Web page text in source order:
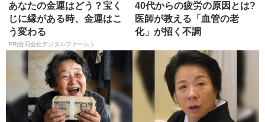
あなたの金運はどう？宝く
じに縁がある時、金運はこ
う変わる
PR(合同会社デジタルファーム )
40代からの疲労の原因とは?
医師が教える「血管の老
化」が招く不調